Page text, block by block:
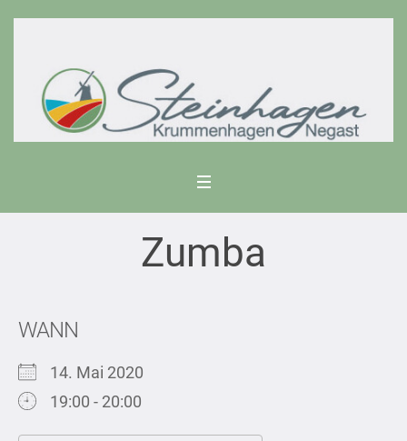
Zumba
WANN
14. Mai 2020
19:00 - 20:00